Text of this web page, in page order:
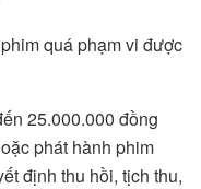
quá phạm vi được
25.000.000 đồng
phát hành phim
định thu hồi, tịch thu,